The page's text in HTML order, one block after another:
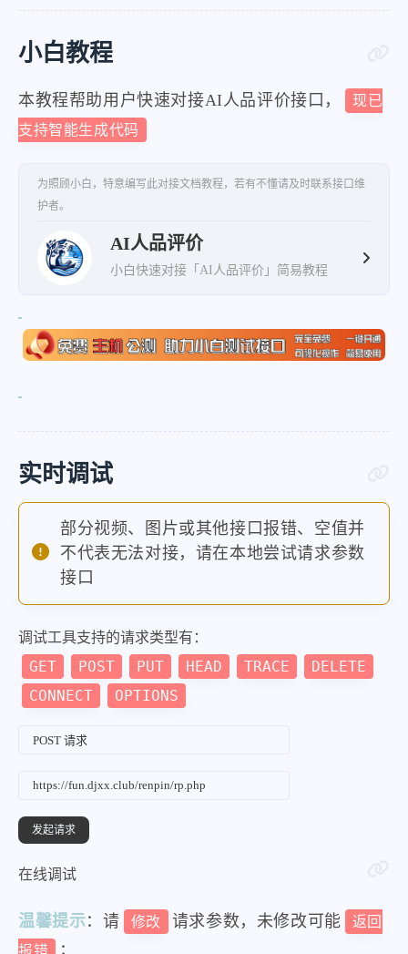
小白教程
本教程帮助用户快速对接AI人品评价接口，
现已
支持智能生成代码
为照顾小白，特意编写此对接文档教程，若有不懂请及时联系接口维
护者。
AI人品评价
小白快速对接「AI人品评价」简易教程
实时调试
部分视频、图片或其他接口报错、空值并
不代表无法对接，请在本地尝试请求参数
接口
调试工具支持的请求类型有：
GET POST PUT HEAD TRACE
DELETE
CONNECT
OPTIONS
在线调试
温馨提示：请 修改 请求参数，未修改可能
返回
；